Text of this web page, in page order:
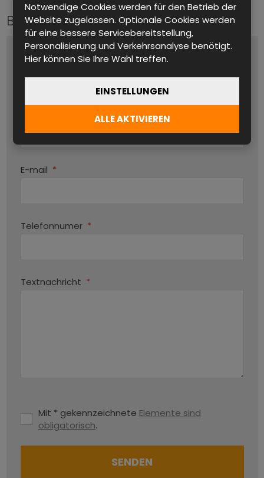
Bitte kontaktieren Sie uns
Name und Vorname *
E-mail *
Telefonnumer *
Textnachricht *
Mit * gekennzeichnete Elemente sind
obligatorisch.
SENDEN
Notwendige Cookies werden für den Betrieb der
Website zugelassen. Optionale Cookies werden
für eine bessere Servicebereitstellung,
Personalisierung und Verkehrsanalyse benötigt.
Hier können Sie Ihre Wahl treffen.
EINSTELLUNGEN
ALLE AKTIVIEREN